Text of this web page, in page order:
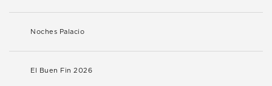
Noches Palacio
El Buen Fin 2026